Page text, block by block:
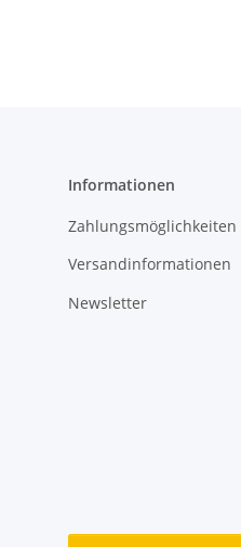
Informationen
Zahlungsmöglichkeiten
Versandinformationen
Newsletter